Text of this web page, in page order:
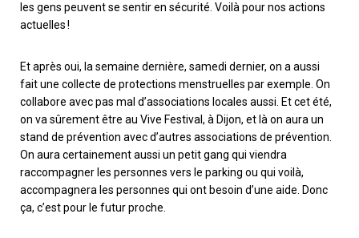
les gens peuventse sentir en sécurité. Voilà pour nos actions
actuelles !
Et après oui, la semaine dernière, samedi dernier, on a aussi
fait une collecte de protections menstruelles par exemple. On
collabore avec pas mal d’associations locales aussi. Et cet été,
on va sûrement être au Vive Festival, à Dijon, et là on aura un
stand de prévention avec d’autres associations de prévention.
On aura certainement aussi un petit gang qui viendra
raccompagner les personnes vers le parking ou qui voilà,
accompagnera les personnes qui ont besoin d’une aide. Donc
ça, c’est pour le futur proche.